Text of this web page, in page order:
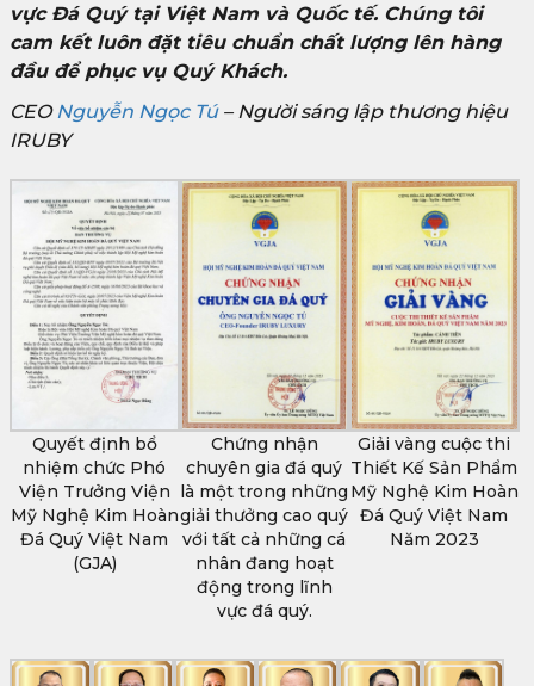
vực Đá Quý tại Việt Nam và Quốc tế. Chúng tôi
cam kết luôn đặt tiêu chuẩn chất lượng lên hàng
đầu để phục vụ Quý Khách.
CEONguyễn Ngọc Tú– Người sáng lập thương hiệu
IRUBY
Quyết định bổ
nhiệm chức Phó
Viện Trưởng Viện
Mỹ Nghệ Kim Hoàn
Đá Quý Việt Nam
(GJA)
Chứng nhận
chuyên gia đá quý
là một trong những
giải thưởng cao quý
với tất cả những cá
nhân đang hoạt
động trong lĩnh
vực đá quý.
Giải vàng cuộc thi
Thiết Kế Sản Phẩm
Mỹ Nghệ Kim Hoàn
Đá Quý Việt Nam
Năm 2023